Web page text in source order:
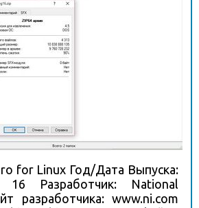
for Linux Год/Дата Выпуска:
16 Разработчик: National
разработчика: www.ni.com